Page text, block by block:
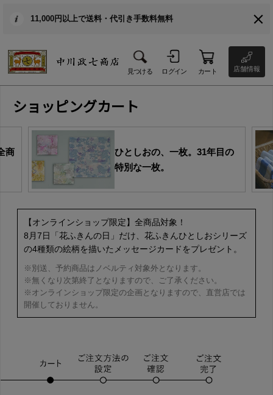
11,000円以上で送料・代引き手数料無料
見つける ログイン カート 店舗情報
ショッピングカート
商
ひとしおの、一枚。31年目の
特別な一枚。
【オンラインショップ限定】全商品対象！
8月7日「花ふきんの日」だけ、花ふきんひとしおシリーズ
の4種類の絵柄を描いたメッセージカードをプレゼント。
※別送、予約商品はノベルティ対象外となります。
※無くなり次第終了となりますので、ご了承ください。
※オンラインショップ限定の企画となりますので、直営店では
開催しておりません。